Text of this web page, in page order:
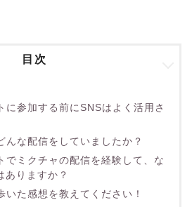
目次
に参加する前にSNSはよく活用さ
んな配信をしていましたか？
でミクチャの配信を経験して、な
ありますか？
た感想を教えてください！